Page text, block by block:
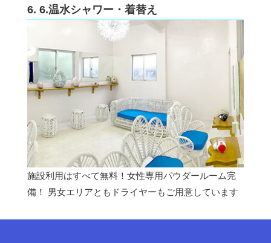
6. 6.温水シャワー・着替え
施設利用はすべて無料！女性専用パウダールーム完
備！ 男女エリアともドライヤーもご用意しています